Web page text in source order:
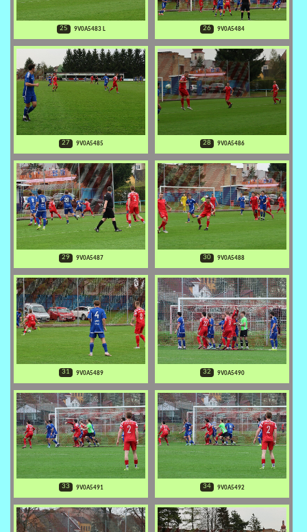
25 9V0A5483 L 26 9V0A5484
27 9V0A5485 28 9V0A5486
29 9V0A5487 30 9V0A5488
31 9V0A5489 32 9V0A5490
33 9V0A5491 34 9V0A5492